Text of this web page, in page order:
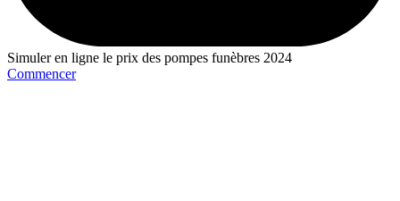
Simuler en ligne le prix des pompes funèbres 2024
Commencer